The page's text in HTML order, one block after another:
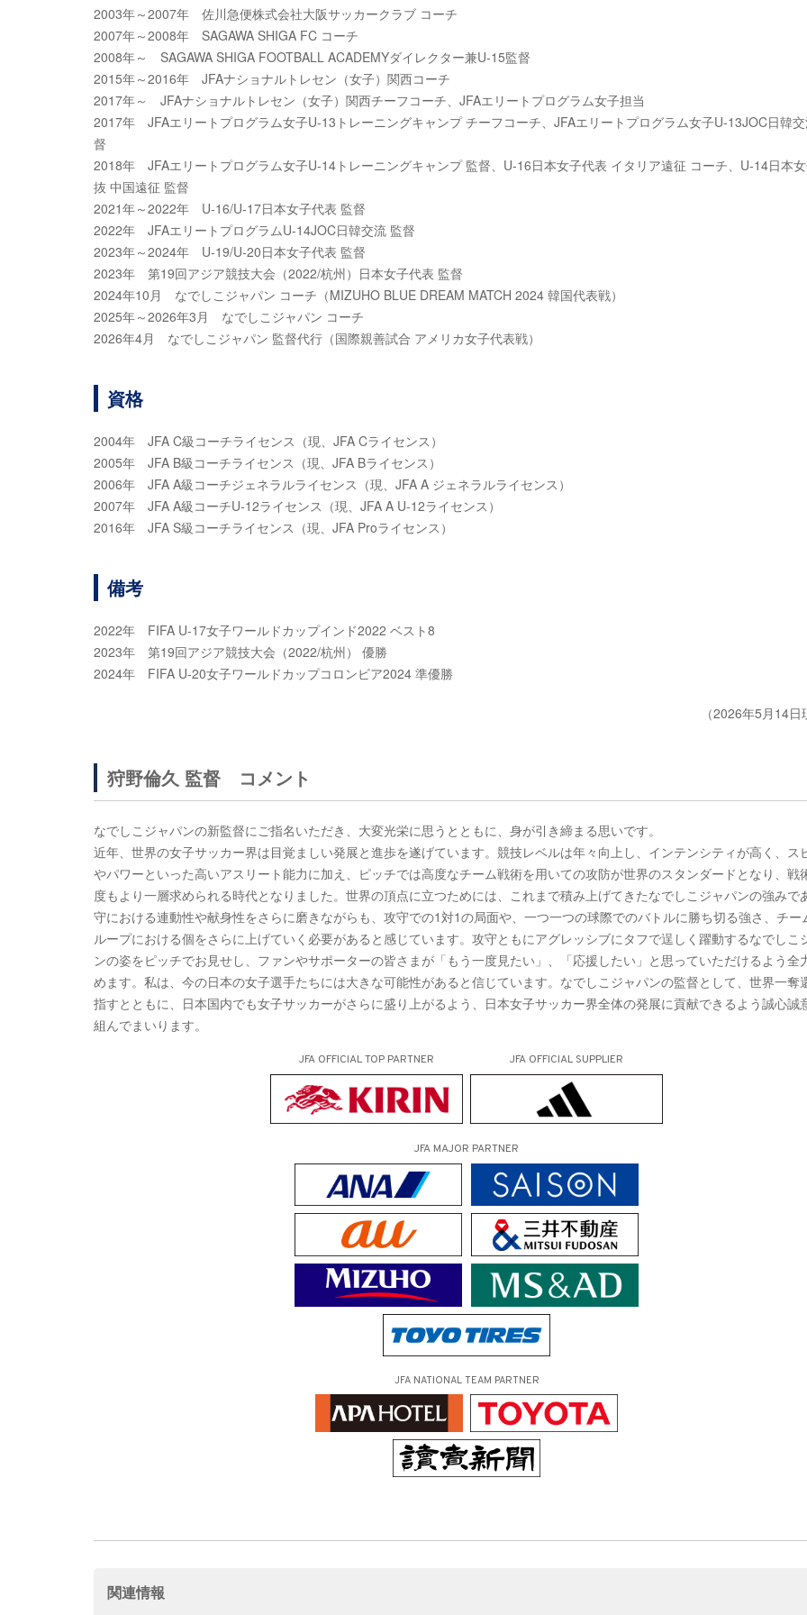
2003年～2007年 佐川急便株式会社大阪サッカークラブ コーチ
2007年～2008年 SAGAWA SHIGA FC コーチ
2008年～ SAGAWA SHIGA FOOTBALL ACADEMYダイレクター兼U-15監督
2015年～2016年 JFAナショナルトレセン（女子）関西コーチ
2017年～ JFAナショナルトレセン（女子）関西チーフコーチ、JFAエリートプログラム女子担当
2017年 JFAエリートプログラム女子U-13トレーニングキャンプ チーフコーチ、JFAエリートプログラム女子U-13JOC日韓
督
2018年 JFAエリートプログラム女子U-14トレーニングキャンプ 監督、U-16日本女子代表 イタリア遠征 コーチ、U-14日本
抜 中国遠征 監督
2021年～2022年 U-16/U-17日本女子代表 監督
2022年 JFAエリートプログラムU-14JOC日韓交流 監督
2023年～2024年 U-19/U-20日本女子代表 監督
2023年 第19回アジア競技大会（2022/杭州）日本女子代表 監督
2024年10月 なでしこジャパン コーチ（MIZUHO BLUE DREAM MATCH 2024 韓国代表戦）
2025年～2026年3月 なでしこジャパン コーチ
2026年4月 なでしこジャパン 監督代行（国際親善試合 アメリカ女子代表戦）
資格
2004年 JFA C級コーチライセンス（現、JFA Cライセンス）
2005年 JFA B級コーチライセンス（現、JFA Bライセンス）
2006年 JFA A級コーチジェネラルライセンス（現、JFA A ジェネラルライセンス）
2007年 JFA A級コーチU-12ライセンス（現、JFA A U-12ライセンス）
2016年 JFA S級コーチライセンス（現、JFA Proライセンス）
備考
2022年 FIFA U-17女子ワールドカップインド2022 ベスト8
2023年 第19回アジア競技大会（2022/杭州） 優勝
2024年 FIFA U-20女子ワールドカップコロンビア2024 準優勝
（2026年5月14
狩野倫久 監督 コメント
なでしこジャパンの新監督にご指名いただき、大変光栄に思うとともに、身が引き締まる思いです。
近年、世界の女子サッカー界は目覚ましい発展と進歩を遂げています。競技レベルは年々向上し、インテンシティが高く、ス
やパワーといった高いアスリート能力に加え、ピッチでは高度なチーム戦術を用いての攻防が世界のスタンダードとなり、戦
度もより一層求められる時代となりました。世界の頂点に立つためには、これまで積み上げてきたなでしこジャパンの強みで
守における連動性や献身性をさらに磨きながらも、攻守での1対1の局面や、一つ一つの球際でのバトルに勝ち切る強さ、チー
ループにおける個をさらに上げていく必要があると感じています。攻守ともにアグレッシブにタフで逞しく躍動するなでしこ
ンの姿をピッチでお見せし、ファンやサポーターの皆さまが「もう一度見たい」、「応援したい」と思っていただけるよう全
めます。私は、今の日本の女子選手たちには大きな可能性があると信じています。なでしこジャパンの監督として、世界一奪
指すとともに、日本国内でも女子サッカーがさらに盛り上がるよう、日本女子サッカー界全体の発展に貢献できるよう誠心誠
組んでまいります。
JFA OFFICIALTOP PARTNER JFA OFFICIAL SUPPLIER
JFA MAJOR PARTNER
JFA NATIONAL TEAM PARTNER
関連情報